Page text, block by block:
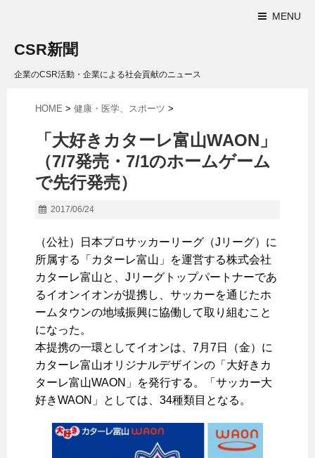
MENU
CSR新聞
企業のCSR活動・企業による社会貢献のニュース
HOME > 健康・医学、スポーツ >
「大好きカターレ富山WAON」
（7/7発売・7/1のホームゲーム
で先行発売）
2017/06/24
（公社）日本プロサッカーリーグ（Jリーグ）に
所属する「カターレ富山」を運営する株式会社
カターレ富山と、Jリーグトップパートナーであ
るイオンイオンが提携し、サッカーを通じたホ
ームタウンの地域振興に協働して取り組むこと
になった。
本提携の一環としてイオンは、7月7日（金）に
カターレ富山オリジナルデザインの「大好きカ
ターレ富山WAON」を発行する。「サッカー大
好きWAON」としては、34種類目となる。